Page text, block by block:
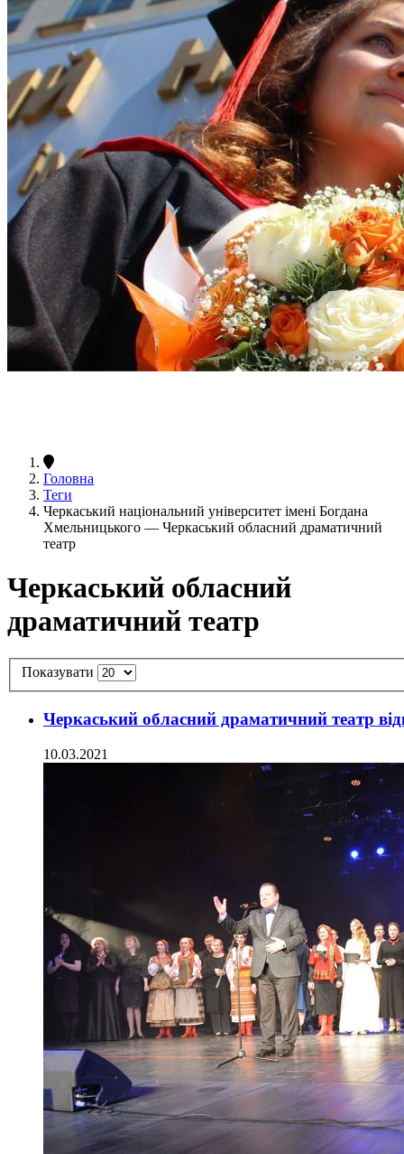
Головна
Теги
Черкаський національний університет імені Богдана
Хмельницького — Черкаський обласний драматичний
театр
Черкаський обласний
драматичний театр
Показувати
Черкаський обласний драматичний театр
10.03.2021